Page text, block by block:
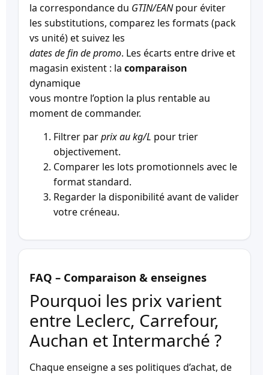
la correspondance du GTIN/EANpour éviter
les substitutions, comparez les formats (pack
vs unité) et suivez les
dates de fin de promo. Les écarts entre drive et
magasin existent : la comparaison
dynamique
vous montre l’option la plus rentable au
moment de commander.
Filtrer parprix au kg/L pour trier
objectivement.
Comparer les lots promotionnels avec le
format standard.
Regarder la disponibilité avant de valider
votre créneau.
FAQ – Comparaison & enseignes
Pourquoi les prix varient
entre Leclerc, Carrefour,
Auchan et Intermarché ?
Chaque enseigne a ses politiques d’achat, de